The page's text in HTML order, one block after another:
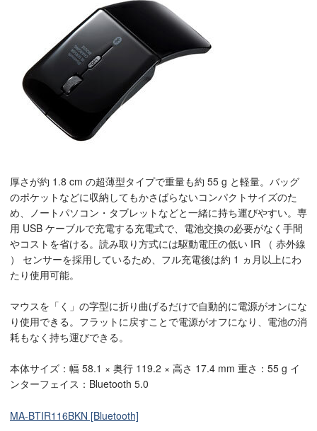
厚さが約 1.8 cm の超薄型タイプで重量も約 55 g と軽量。バッグ
のポケットなどに収納してもかさばらないコンパクトサイズのた
め、ノートパソコン・タブレットなどと一緒に持ち運びやすい。専
用 USB ケーブルで充電する充電式で、電池交換の必要がなく手間
やコストを省ける。読み取り方式には駆動電圧の低い IR （ 赤外線
） センサーを採用しているため、フル充電後は約 1 ヵ月以上にわ
たり使用可能。
マウスを「く」の字型に折り曲げるだけで自動的に電源がオンにな
り使用できる。フラットに戻すことで電源がオフになり、電池の消
耗もなく持ち運びできる。
本体サイズ：幅 58.1 × 奥行 119.2 × 高さ 17.4 mm 重さ：55 g イ
ンターフェイス：Bluetooth 5.0
MA-BTIR116BKN [Bluetooth]